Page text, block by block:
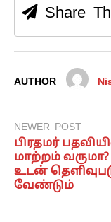
Share
AUTHOR
NEWER POST
பிரதமர்
மாற்றம் வருமா?
உடன்
வேண்டும்